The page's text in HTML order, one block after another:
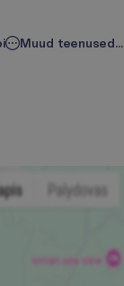
Muud teenused...